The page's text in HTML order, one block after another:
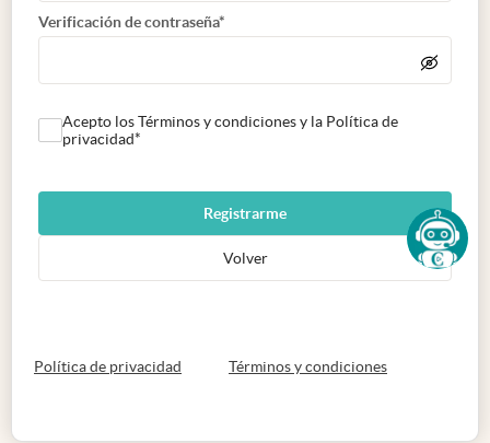
Verificación de contraseña*
Acepto los Términos y condiciones y la Política de
privacidad*
Registrarme
Volver
Política de privacidad abre en nueva pestaña
Términos y condicionesabre en nueva